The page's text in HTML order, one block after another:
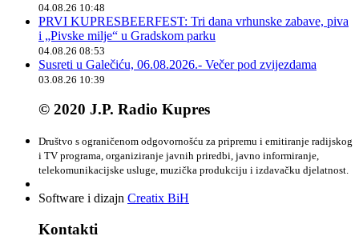
04.08.26 10:48
PRVI KUPRESBEERFEST: Tri dana vrhunske zabave, piva
i „Pivske milje“ u Gradskom parku
04.08.26 08:53
Susreti u Galečiću, 06.08.2026.- Večer pod zvijezdama
03.08.26 10:39
© 2020 J.P. Radio Kupres
Društvo s ograničenom odgovornošću za pripremu i emitiranje radijskog
i TV programa, organiziranje javnih priredbi, javno informiranje,
telekomunikacijske usluge, muzička produkciju i izdavačku djelatnost.
Software i dizajn Creatix BiH
Kontakti